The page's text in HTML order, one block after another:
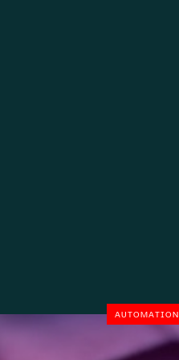
AUTOMATION